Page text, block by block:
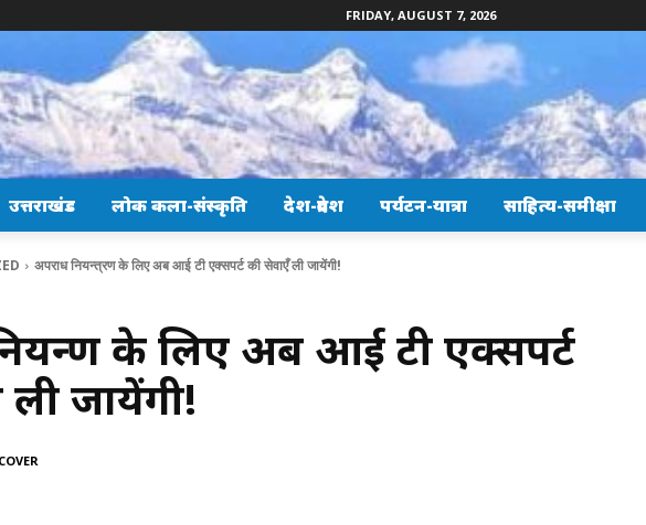
FRIDAY, AUGUST 7, 2026
उत्तराखंड लोक कला-संस्कृति देश-प्रदेश पर्यटन-यात्रा साहित्य-समीक्षा
अपराध नियन्त्रण के लिए अब आई टी एक्सपर्ट की सेवाएँ ली जायेंगी!
के लिए अब आई टी एक्सपर्ट
जायेंगी!